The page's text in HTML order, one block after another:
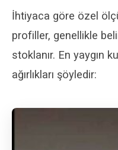
İhtiyaca göre özel
profiller, genellikle
stoklanır. En yaygın
ağırlıkları şöyledir: